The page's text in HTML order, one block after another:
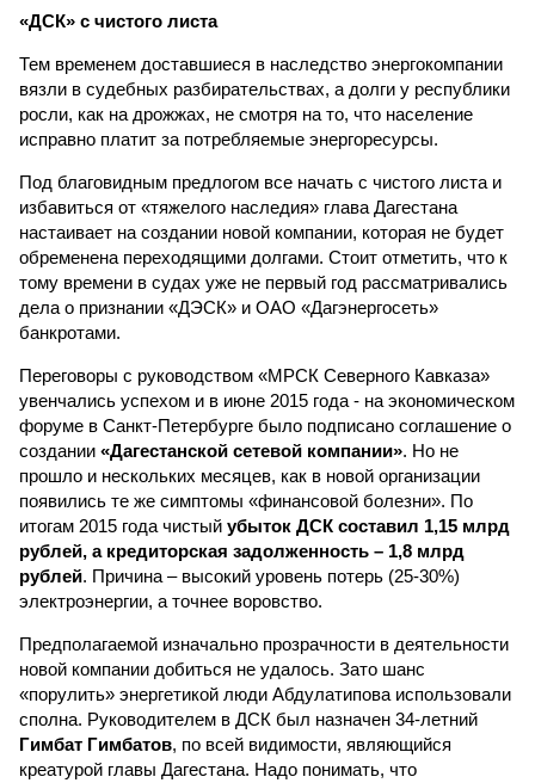
«ДСК» с чистого листа
Тем временем доставшиеся в наследство энергокомпании
вязли в судебных разбирательствах, а долги у республики
росли, как на дрожжах, не смотря на то, что население
исправно платит за потребляемые энергоресурсы.
Под благовидным предлогом все начать с чистого листа и
избавиться от «тяжелого наследия» глава Дагестана
настаивает на создании новой компании, которая не будет
обременена переходящими долгами. Стоит отметить, что к
тому времени в судах уже не первый год рассматривались
дела о признании «ДЭСК» и ОАО «Дагэнергосеть»
банкротами.
Переговоры с руководством «МРСК Северного Кавказа»
увенчались успехом и в июне 2015 года - на экономическом
форуме в Санкт-Петербурге было подписано соглашение о
создании «Дагестанской сетевой компании». Но не
прошло и нескольких месяцев, как в новой организации
появились те же симптомы «финансовой болезни». По
итогам 2015 года чистый убыток ДСК составил 1,15 млрд
рублей, а кредиторская задолженность – 1,8 млрд
рублей. Причина – высокий уровень потерь (25-30%)
электроэнергии, а точнее воровство.
Предполагаемой изначально прозрачности в деятельности
новой компании добиться не удалось. Зато шанс
«порулить» энергетикой люди Абдулатипова использовали
сполна. Руководителем в ДСК был назначен 34-летний
Гимбат Гимбатов, по всей видимости, являющийся
креатурой главы Дагестана. Надо понимать, что